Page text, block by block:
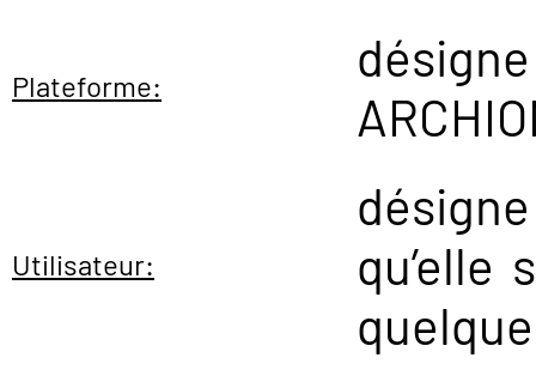
Plateforme:
Utilisateur:
qu’elle